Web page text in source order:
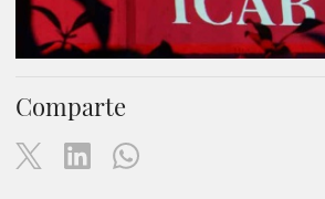
Comparte